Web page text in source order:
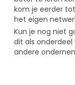
kom je eerder
het eigen
Kun je nog niet
dit als
andere